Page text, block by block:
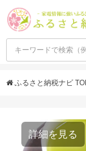
ふるさと納税ナビ
詳細を見る